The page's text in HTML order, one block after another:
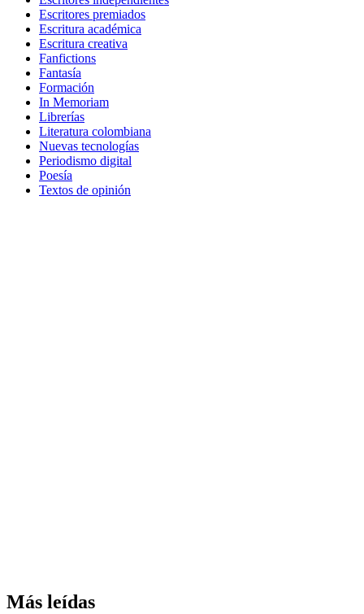
Escritores premiados
Escritura académica
Escritura creativa
Fanfictions
Fantasía
Formación
In Memoriam
Librerías
Literatura colombiana
Nuevas tecnologías
Periodismo digital
Poesía
Textos de opinión
Más leídas